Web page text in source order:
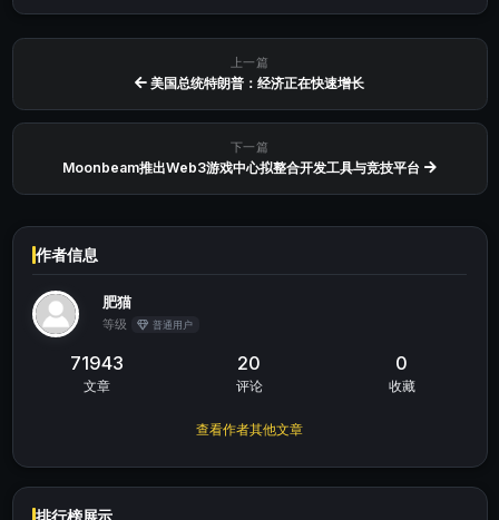
上一篇
美国总统特朗普：经济正在快速增长
下一篇
Moonbeam推出Web3游戏中心拟整合开发工具与竞技平台
作者信息
肥猫
等级 普通用户
71943
文章
20
评论
0
收藏
查看作者其他文章
排行榜展示